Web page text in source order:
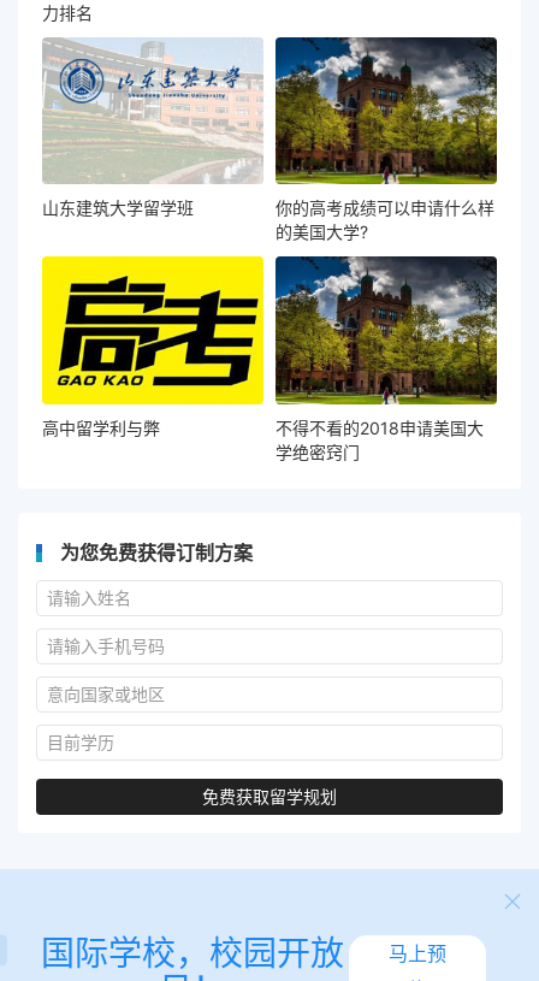
力排名
山东建筑大学留学班
你的高考成绩可以申请什么样
的美国大学?
高中留学利与弊
不得不看的2018申请美国大
学绝密窍门
为您免费获得订制方案
免费获取留学规划
国际学校，校园开放
马上预